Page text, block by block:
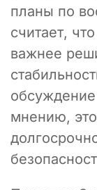
планы по
считает,
важнее
мнению,